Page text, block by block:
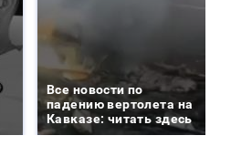
Все новости по
падению вертолета на
Кавказе: читать здесь